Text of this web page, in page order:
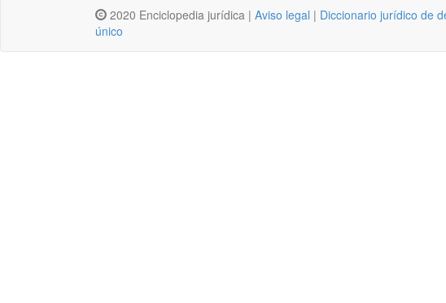
2020 Enciclopedia jurídica | Aviso legal | Diccionario jurídico de
único